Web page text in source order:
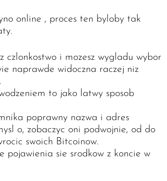
online , proces ten byloby tak
czlonkostwo i mozesz wygladu wybor
naprawde widoczna raczej niz
to jako latwy sposob
poprawny nazwa i adres
o, zobaczyc oni podwojnie, od do
swoich Bitcoinow.
pojawienia sie srodkow z koncie w